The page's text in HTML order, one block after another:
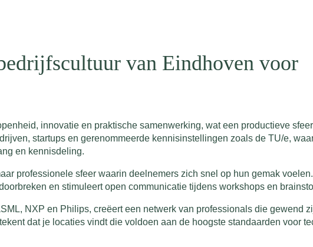
van Eindhoven voor
innovatie en praktische samenwerking, wat een productieve
startups en gerenommeerde kennisinstellingen zoals de TU/e,
en kennisdeling.
professionele sfeer waarin deelnemers zich snel op hun gemak
en stimuleert open communicatie tijdens workshops en
NXP en Philips, creëert een netwerk van professionals die gewend
dat je locaties vindt die voldoen aan de hoogste standaarden voor